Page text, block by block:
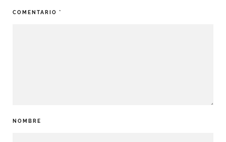
COMENTARIO *
NOMBRE